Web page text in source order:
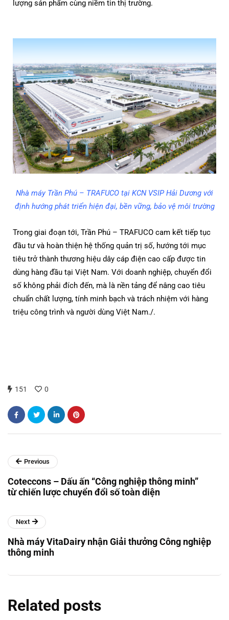
lượng sản phẩm cùng niềm tin thị trường.
Nhà máy Trần Phú – TRAFUCO tại KCN VSIP Hải Dương với
định hướng phát triển hiện đại, bền vững, bảo vệ môi trường
Trong giai đoạn tới, Trần Phú – TRAFUCO cam kết tiếp tục
đầu tư và hoàn thiện hệ thống quản trị số, hướng tới mục
tiêu trở thành thương hiệu dây cáp điện cao cấp được tin
dùng hàng đầu tại Việt Nam. Với doanh nghiệp, chuyển đổi
số không phải đích đến, mà là nền tảng để nâng cao tiêu
chuẩn chất lượng, tính minh bạch và trách nhiệm với hàng
triệu công trình và người dùng Việt Nam./.
151 0
Previous
Coteccons – Dấu ấn “Công nghiệp thông minh”
từ chiến lược chuyển đổi số toàn diện
Next
Nhà máy VitaDairy nhận Giải thưởng Công nghiệp
thông minh
Related posts